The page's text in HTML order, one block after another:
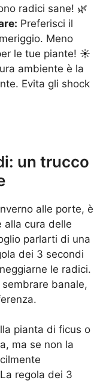
radici sane! 🌿
Preferisci il
Meno
le tue piante! ☀️
ambiente è la
Evita gli shock
un trucco
alle porte, è
alla cura delle
parlarti di una
dei 3 secondi
le radici.
banale,
pianta di ficus o
ma se non la
regola dei 3